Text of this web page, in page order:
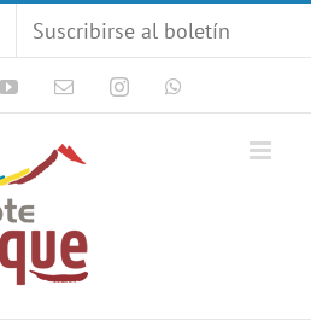
Suscribirse al boletín
YouTubeCorreoInstagram